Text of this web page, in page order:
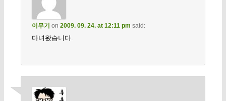
이무기 on 2009. 09. 24. at 12:11 pm said:
다녀왔습니다.